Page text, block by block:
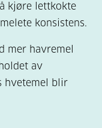
kjøre lettkokte
konsistens.
mer havremel
av
hvetemel blir